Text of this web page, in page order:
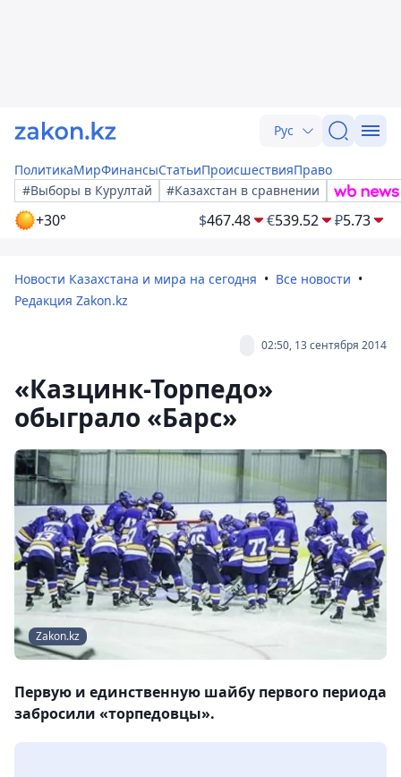
Рус
ПолитикаМирФинансыСтатьиПроисшествияПраво
#Выборы в Курултай
#Казахстан в сравнении
+30° $467.48 €539.52 ₽5.73
Новости Казахстана и мира на сегодня
Все новости
Редакция Zakon.kz
02:50, 13 сентября 2014
«Казцинк-Торпедо»
обыграло «Барс»
Zakon.kz
Первую и единственную шайбу первого периода
забросили «торпедовцы».